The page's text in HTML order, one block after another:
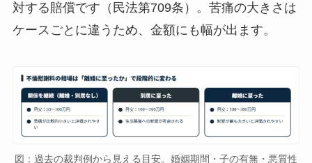
対する賠償です（民法第709条）。苦痛の大きさは
ケースごとに違うため、金額にも幅が出ます。
図：過去の裁判例から見える目安。婚姻期間・子の有無・悪質性